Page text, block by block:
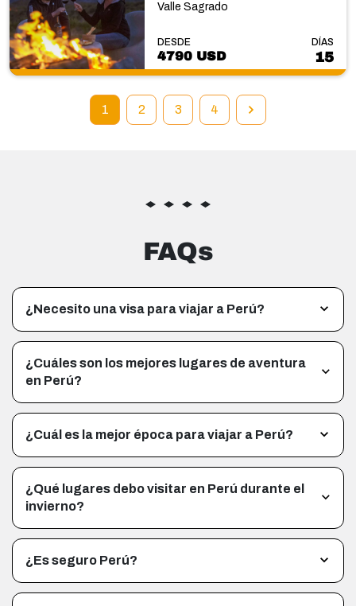
Valle Sagrado
DESDE
4790 USD
DÍAS
15
1 2 3 4
FAQs
¿Necesito una visa para viajar a Perú?
¿Cuáles son los mejores lugares de aventura
en Perú?
¿Cuál es la mejor época para viajar a Perú?
¿Qué lugares debo visitar en Perú durante el
invierno?
¿Es seguro Perú?